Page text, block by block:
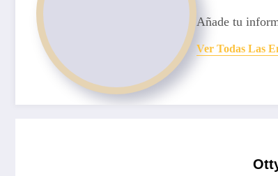
Añade tu
Ver Todas Las